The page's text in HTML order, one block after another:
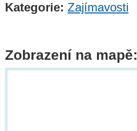
Kategorie: Zajímavosti
Zobrazení na mapě: